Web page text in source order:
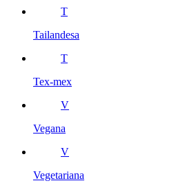
T
Tailandesa
T
Tex-mex
V
Vegana
V
Vegetariana